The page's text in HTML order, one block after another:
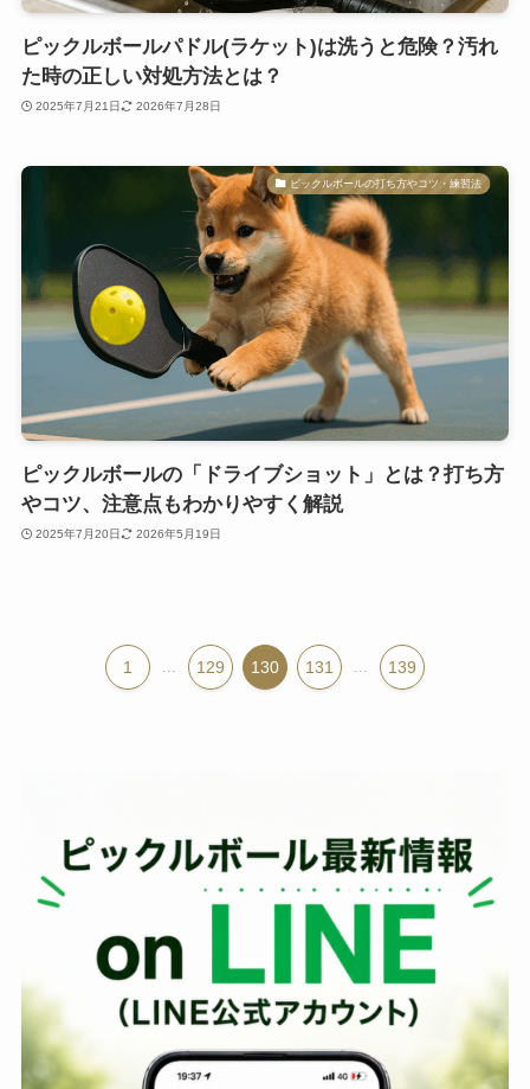
ピックルボールパドル(ラケット)は洗うと危険？汚れ
た時の正しい対処方法とは？
2025年7月21日 2026年7月28日
ピックルボールの打ち方やコツ・練習法
ピックルボールの「ドライブショット」とは？打ち方
やコツ、注意点もわかりやすく解説
2025年7月20日 2026年5月19日
1 ... 129 130 131 ... 139